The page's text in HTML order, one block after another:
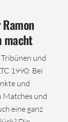
Ramon
macht
und
1990: Bei
und
Matches und
eine ganz